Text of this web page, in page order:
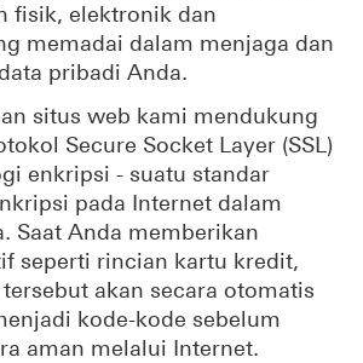
fisik, elektronik dan
memadai dalam menjaga dan
pribadi Anda.
situs web kami mendukung
Secure Socket Layer (SSL)
enkripsi - suatu standar
pada Internet dalam
Saat Anda memberikan
seperti rincian kartu kredit,
akan secara otomatis
kode-kode sebelum
aman melalui Internet.